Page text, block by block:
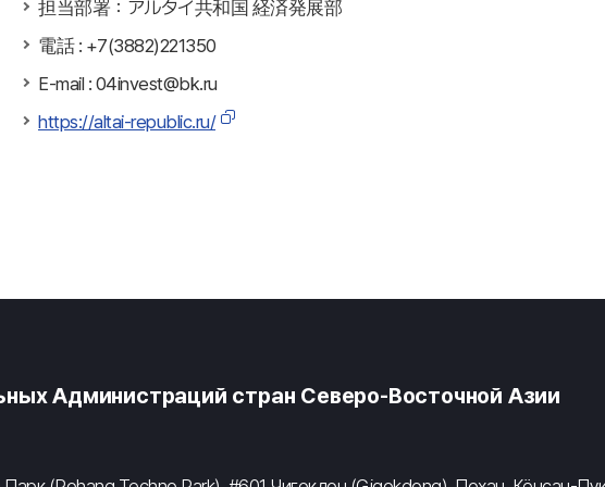
担当部署：アルタイ共和国 経済発展部
電話 : +7(3882)221350
E-mail : 04invest@bk.ru
https://altai-republic.ru/
Администраций стран Северо-Восточной Азии